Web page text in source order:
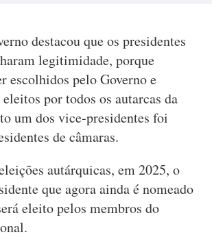
destacou que os presidentes
legitimidade, porque
escolhidos pelo Governo e
eleitos por todos os autarcas da
um dos vice-presidentes foi
de câmaras.
autárquicas, em 2025, o
que agora ainda é nomeado
eleito pelos membros do